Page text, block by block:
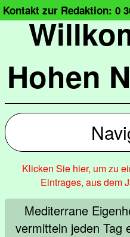
Hohen
Kontakt zur Redaktion: 0
Klicken Sie hier, um zu
Eintrages, aus dem
Mediterrane
vermitteln jeden Tag